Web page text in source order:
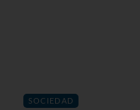
SOCIEDAD